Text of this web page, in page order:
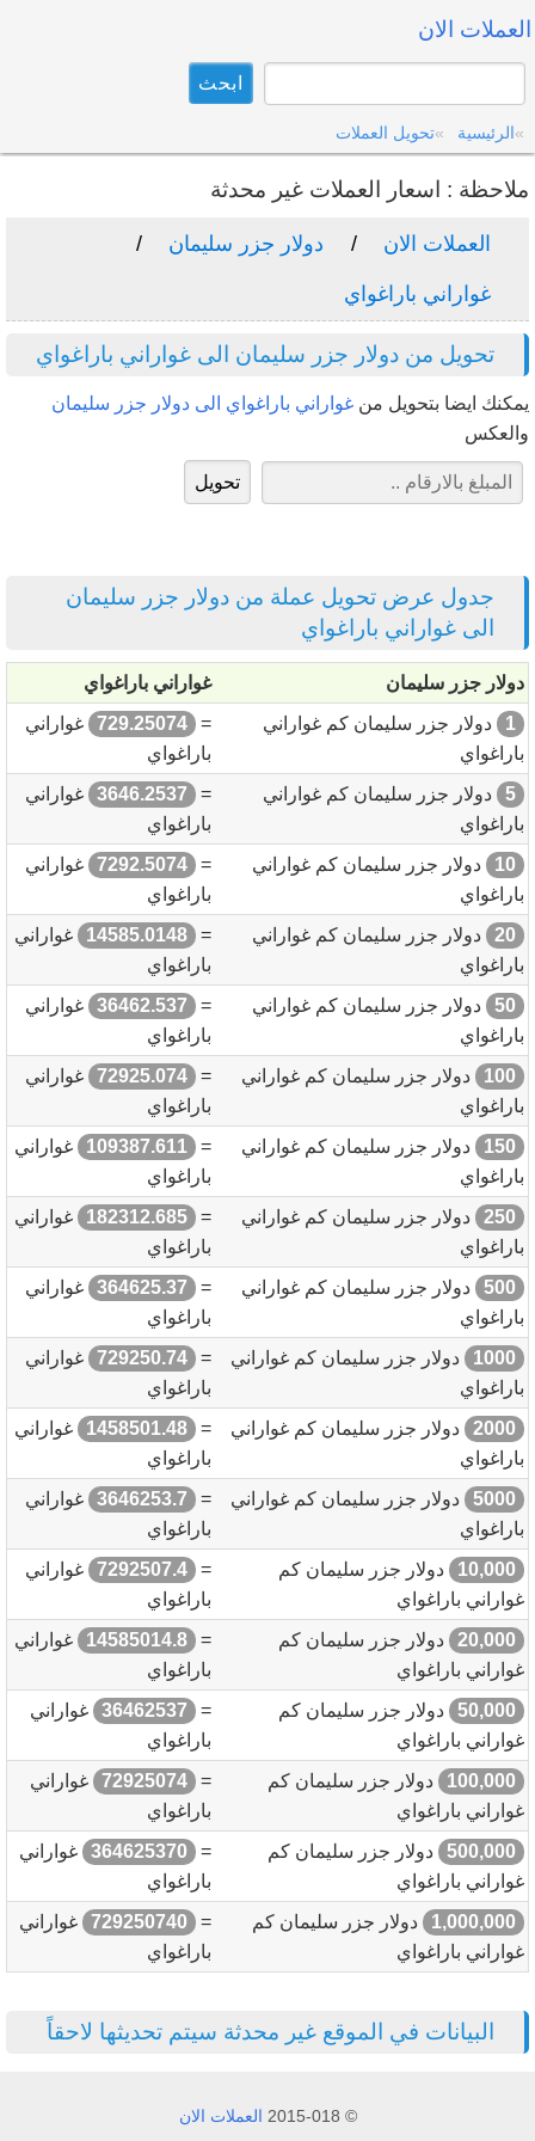
العملات الان
الرئيسية تحويل العملات
ملاحظة : اسعار العملات غير محدثة
العملات الان دولار جزر سليمان
غواراني باراغواي
تحويل من دولار جزر سليمان الى غواراني باراغواي
يمكنك ايضا بتحويل من غواراني باراغواي الى دولار جزر سليمان
والعكس
جدول عرض تحويل عملة من دولار جزر سليمان
الى غواراني باراغواي
دولار جزر سليمان
غواراني باراغواي
1
دولار جزر سليمان كم غواراني
باراغواي
=
729.25074
غواراني
باراغواي
5
دولار جزر سليمان كم غواراني
باراغواي
=
3646.2537
غواراني
باراغواي
10
دولار جزر سليمان كم غواراني
باراغواي
=
7292.5074
غواراني
باراغواي
20
دولار جزر سليمان كم غواراني
باراغواي
=
14585.0148
غواراني
باراغواي
50
دولار جزر سليمان كم غواراني
باراغواي
=
36462.537
غواراني
باراغواي
100
دولار جزر سليمان كم غواراني
باراغواي
=
72925.074
غواراني
باراغواي
150
دولار جزر سليمان كم غواراني
باراغواي
=
109387.611
غواراني
باراغواي
250
دولار جزر سليمان كم غواراني
باراغواي
=
182312.685
غواراني
باراغواي
500
دولار جزر سليمان كم غواراني
باراغواي
=
364625.37
غواراني
باراغواي
1000
دولار جزر سليمان كم غواراني
باراغواي
=
729250.74
غواراني
باراغواي
2000
دولار جزر سليمان كم غواراني
باراغواي
=
1458501.48
غواراني
باراغواي
5000
دولار جزر سليمان كم غواراني
باراغواي
=
3646253.7
غواراني
باراغواي
10,000
دولار جزر سليمان كم
غواراني باراغواي
=
7292507.4
غواراني
باراغواي
20,000
دولار جزر سليمان كم
غواراني باراغواي
=
14585014.8
غواراني
باراغواي
50,000
دولار جزر سليمان كم
غواراني باراغواي
=
36462537
غواراني
باراغواي
100,000
دولار جزر سليمان كم
غواراني باراغواي
=
72925074
غواراني
باراغواي
500,000
دولار جزر سليمان كم
غواراني باراغواي
=
364625370
غواراني
باراغواي
1,000,000
دولار جزر سليمان كم
غواراني باراغواي
=
729250740
غواراني
باراغواي
البيانات في الموقع غير محدثة سيتم تحديثها لاحقاً
© 2015-018 العملات الان